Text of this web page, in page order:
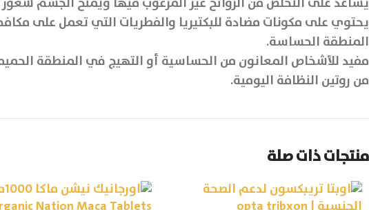
يحتوي على مكونات مضادة للبكتيريا والفطريات التي تعمل على
المنطقة الحساسة.
مفيد للأشخاص المعانون من الحساسية أو التهيج في المنطقة
من روتين النظافة اليومية.
منتجات ذات صلة